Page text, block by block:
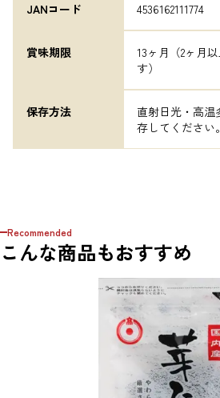
JANコード 4536162111774
賞味期限
13ヶ月（2ヶ月
す）
保存方法
直射日光・高
存してください。
Recommended
こんな商品もおすすめ